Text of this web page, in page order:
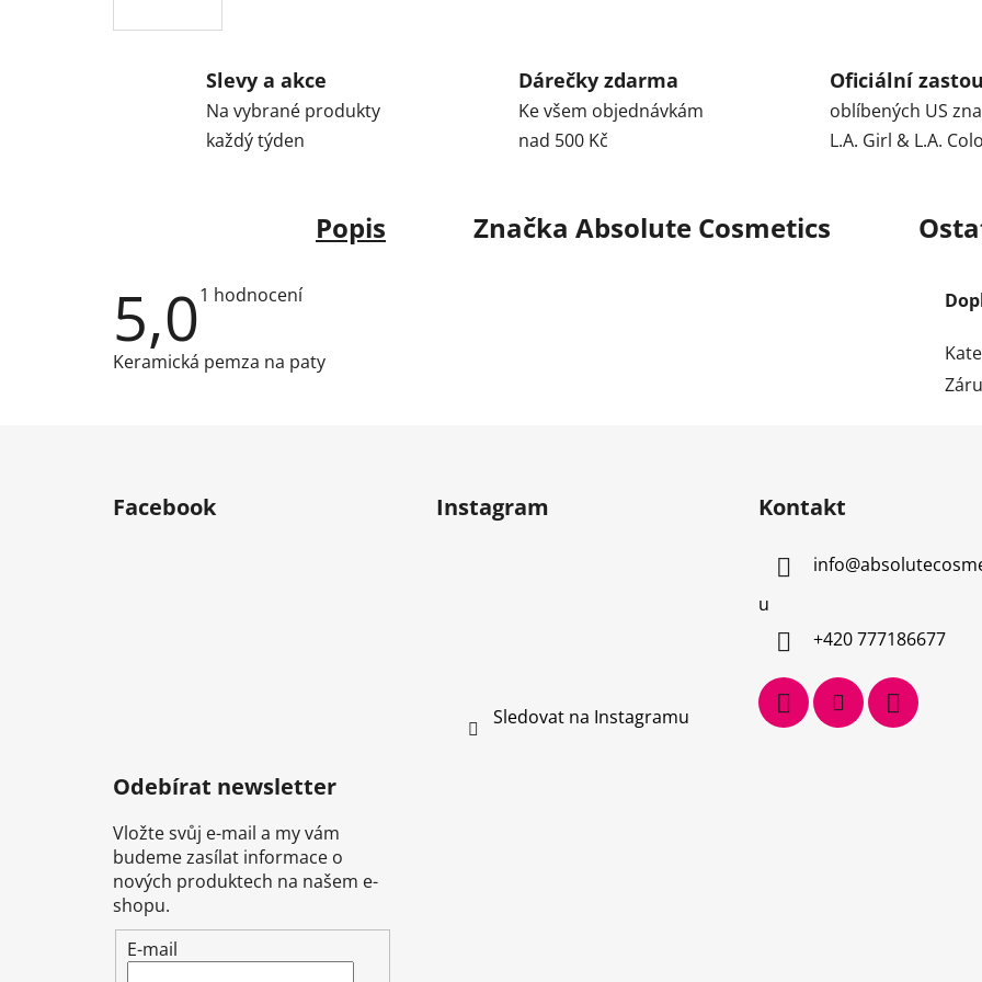
Slevy a akce
Na vybrané produkty
každý týden
Dárečky zdarma
Ke všem objednávkám
nad 500 Kč
Oficiální
oblíbených US
L.A. Girl & L.A.
Popis Značka Absolute Cosmetics
5,0Průměrné
5,0
1 hodnocení
Keramická pemza na paty
Facebook Instagram
Sledovat na Instagramu
Kontakt
info@
u
+420 777186677
Odebírat newsletter
Vložte svůj e-mail a my vám
budeme zasílat informace o
nových produktech na našem e-
shopu.
E-mail